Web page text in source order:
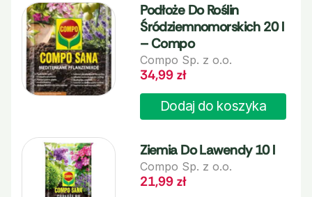
Podłoże Do Roślin
Śródziemnomorskich 20 l
– Compo
Compo Sp. z o.o.
34,99zł
Dodaj do koszyka
Ziemia Do Lawendy 10 l
Compo Sp. z o.o.
21,99zł